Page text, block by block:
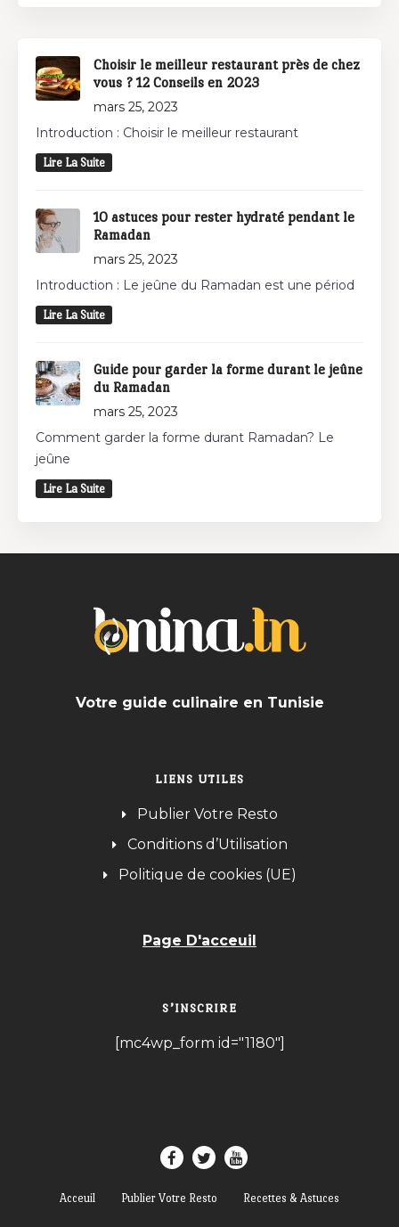
Choisir le meilleur restaurant près de chez
vous ? 12 Conseils en 2023
mars 25, 2023
Introduction : Choisir le meilleur restaurant
Lire La Suite
10 astuces pour rester hydraté pendant le
Ramadan
mars 25, 2023
Introduction : Le jeûne du Ramadan est une périod
Lire La Suite
Guide pour garder la forme durant le jeûne
du Ramadan
mars 25, 2023
Comment garder la forme durant Ramadan? Le
jeûne
Lire La Suite
Votre guide culinaire en Tunisie
LIENS UTILES
Publier Votre Resto
Conditions d’Utilisation
Politique de cookies (UE)
Page D'acceuil
S’INSCRIRE
[mc4wp_form id="1180"]
Acceuil Publier Votre Resto Recettes & Astuces